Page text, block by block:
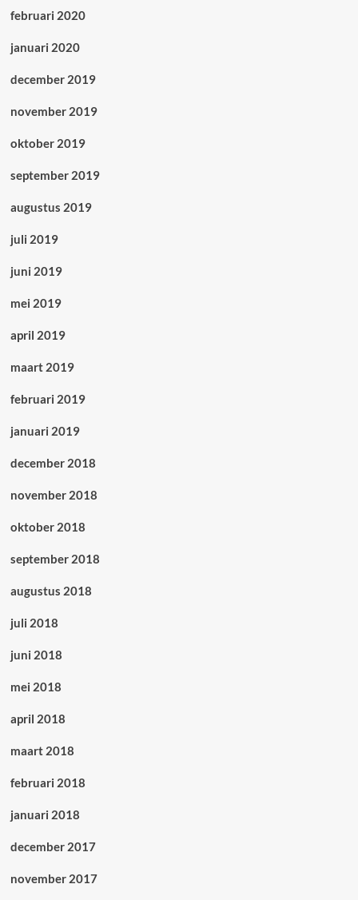
februari 2020
januari 2020
december 2019
november 2019
oktober 2019
september 2019
augustus 2019
juli 2019
juni 2019
mei 2019
april 2019
maart 2019
februari 2019
januari 2019
december 2018
november 2018
oktober 2018
september 2018
augustus 2018
juli 2018
juni 2018
mei 2018
april 2018
maart 2018
februari 2018
januari 2018
december 2017
november 2017